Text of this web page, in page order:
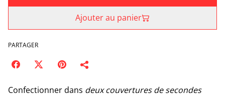
Ajouter au panier
PARTAGER
Confectionner dans deux couvertures de secondes